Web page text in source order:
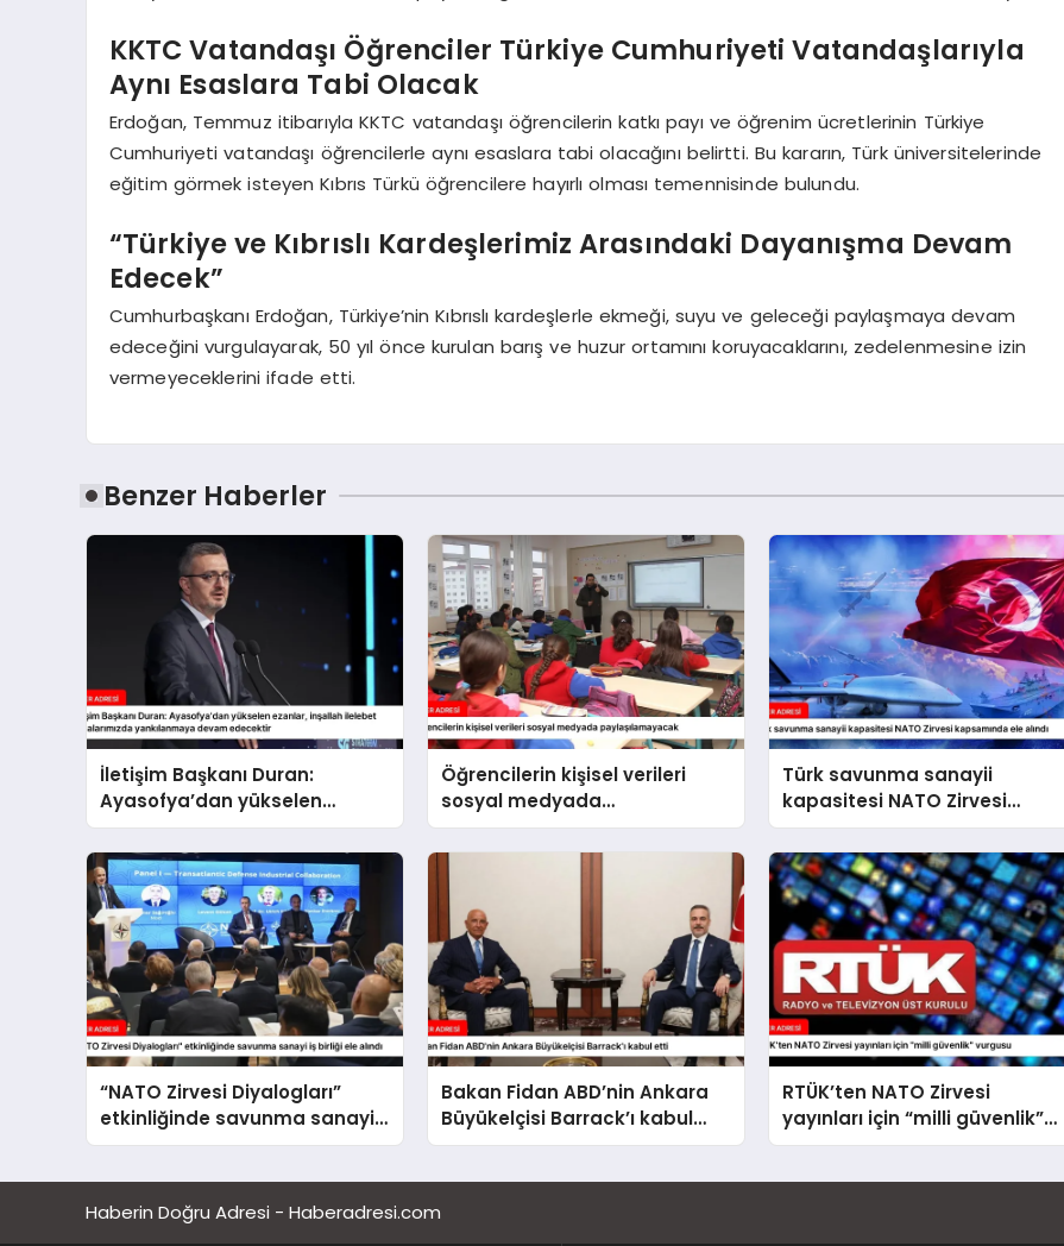
KKTC Vatandaşı Öğrenciler Türkiye Cumhuriyeti Vatandaşlarıyla
Aynı Esaslara Tabi Olacak
Erdoğan, Temmuz itibarıyla KKTC vatandaşı öğrencilerin katkı payı ve öğrenim ücretlerinin Türkiye
Cumhuriyeti vatandaşı öğrencilerle aynı esaslara tabi olacağını belirtti. Bu kararın, Türk üniversitelerinde
eğitim görmek isteyen Kıbrıs Türkü öğrencilere hayırlı olması temennisinde bulundu.
“Türkiye ve Kıbrıslı Kardeşlerimiz Arasındaki Dayanışma Devam
Edecek”
Cumhurbaşkanı Erdoğan, Türkiye’nin Kıbrıslı kardeşlerle ekmeği, suyu ve geleceği paylaşmaya devam
edeceğini vurgulayarak, 50 yıl önce kurulan barış ve huzur ortamını koruyacaklarını, zedelenmesine izin
vermeyeceklerini ifade etti.
Benzer Haberler
İletişim Başkanı Duran:
Ayasofya’dan yükselen
ezanlar, inşallah ilelebet
semalarımızda yankılanmaya
devam edecektir
Öğrencilerin kişisel verileri
sosyal medyada
paylaşılamayacak
Türk savunma sanayii
kapasitesi NATO Zirvesi
kapsamında ele alındı
“NATO Zirvesi Diyalogları”
etkinliğinde savunma sanayi
iş birliği ele alındı
Bakan Fidan ABD’nin Ankara
Büyükelçisi Barrack’ı kabul
etti
RTÜK’ten NATO Zirvesi
yayınları için “milli güvenlik”
vurgusu
Haberin Doğru Adresi - Haberadresi.com